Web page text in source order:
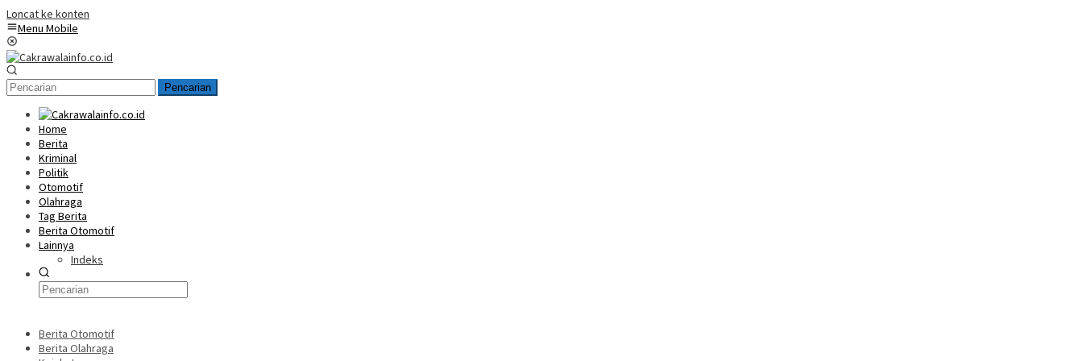
Loncat ke konten
Menu Mobile
Pencarian
Home
Berita
Kriminal
Politik
Otomotif
Olahraga
Tag Berita
Berita Otomotif
Lainnya
Indeks
Berita Otomotif
Berita Olahraga